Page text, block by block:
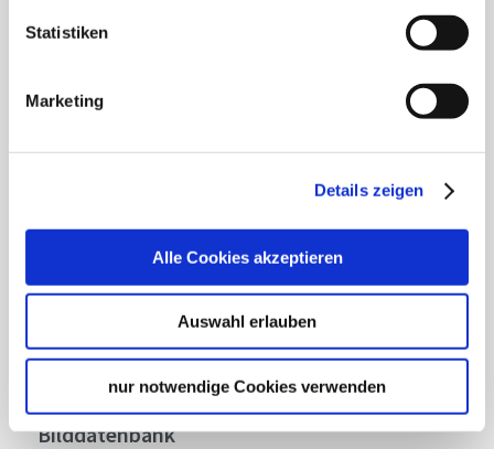
Statistiken
Marketing
Details zeigen
Alle Cookies akzeptieren
Auswahl erlauben
nur notwendige Cookies verwenden
Mit unserem Newsletter bleiben Sie zu Events,
Highlights und aktuellen Angeboten in
Abonnieren
Stellenangebote
Business
Stuttgart Convention Bureau
Bilddatenbank